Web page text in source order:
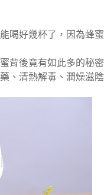
喝好幾杯了，因為蜂
背後竟有如此多的秘
、清熱解毒、潤燥滋